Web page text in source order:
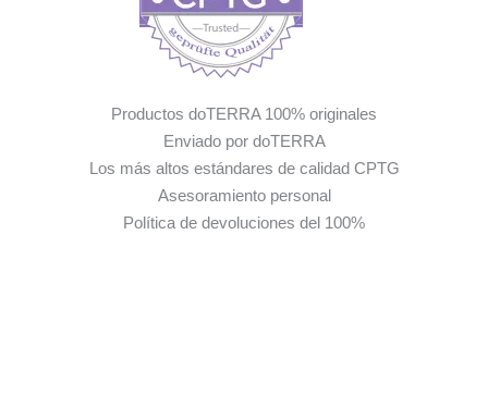
Productos doTERRA 100% originales
Enviado por doTERRA
Los más altos estándares de calidad CPTG
Asesoramiento personal
Política de devoluciones del 100%